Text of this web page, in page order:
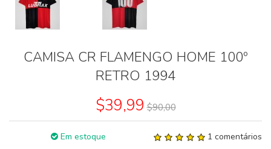
CAMISA CR FLAMENGO HOME 100º
RETRO 1994
$39,99 $90,00
Em estoque 1 comentários